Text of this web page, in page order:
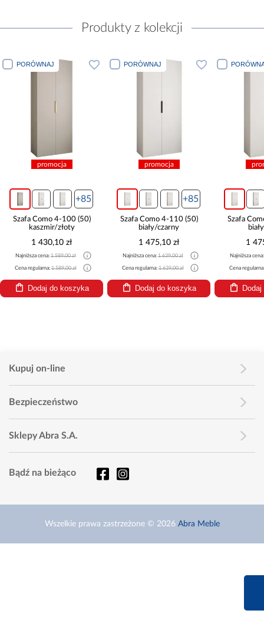
Produkty z kolekcji
PORÓWNAJ
promocja
+85
Szafa Como 4-100 (50)
kaszmir/złoty
1 430,10 zł
Najniższa cena:1 589,00 zł
Cena regularna:1 589,00 zł
Dodaj do koszyka
PORÓWNAJ
promocja
+85
Szafa Como 4-110 (50)
biały/czarny
1 475,10 zł
Najniższa cena:1 639,00 zł
Cena regularna:1 639,00 zł
Dodaj do koszyka
Szafa
1
Najniższa
Cena
Kupuj on-line
Bezpieczeństwo
Sklepy Abra S.A.
Bądź na bieżąco
Wszelkie prawa zastrzeżone © 2026 Abra Meble